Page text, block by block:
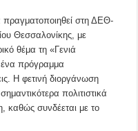
στη ΔΕΘ-
Θεσσαλονίκης, με
θέμα τη «Γενιά
πρόγραμμα
Η φετινή διοργάνωση
πολιτιστικά
καθώς συνδέεται με το